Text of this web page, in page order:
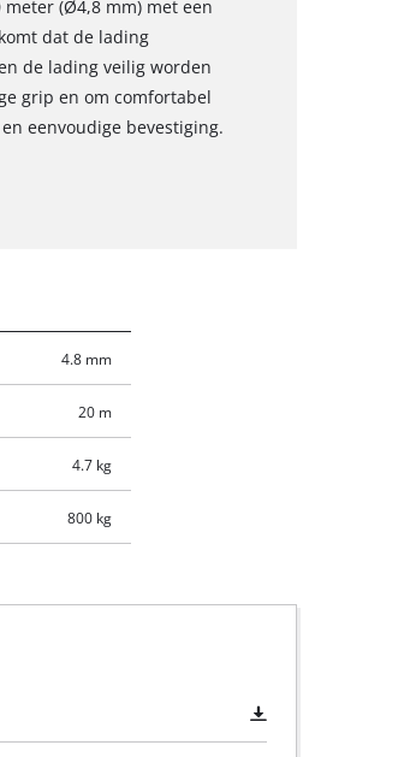
(Ø4,8 mm) met een
dat de lading
de lading veilig worden
grip en om comfortabel
eenvoudige bevestiging.
4.8 mm
20 m
4.7 kg
800 kg